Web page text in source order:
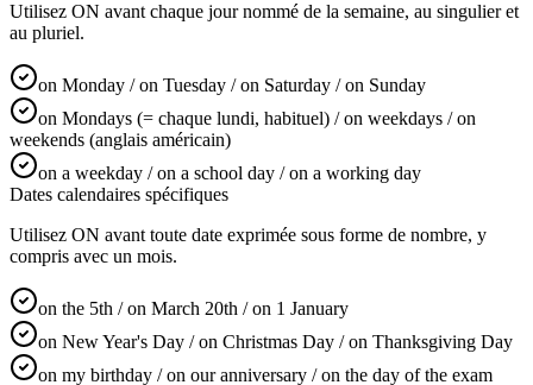
Utilisez ON avant chaque jour nommé de la semaine, au singulier et
au pluriel.
on Monday / on Tuesday / on Saturday / on Sunday
on Mondays (= chaque lundi, habituel) / on weekdays / on
weekends (anglais américain)
on a weekday / on a school day / on a working day
Dates calendaires spécifiques
Utilisez ON avant toute date exprimée sous forme de nombre, y
compris avec un mois.
on the 5th / on March 20th / on 1 January
on New Year's Day / on Christmas Day / on Thanksgiving Day
on my birthday / on our anniversary / on the day of the exam